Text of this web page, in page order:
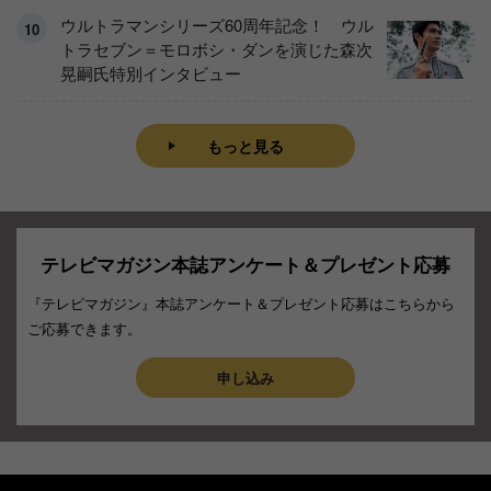
ウルトラマンシリーズ60周年記念！ ウル
トラセブン＝モロボシ・ダンを演じた森次
晃嗣氏特別インタビュー
もっと見る
テレビマガジン本誌アンケート＆プレゼント応募
『テレビマガジン』本誌アンケート＆プレゼント応募はこちらから
ご応募できます。
申し込み